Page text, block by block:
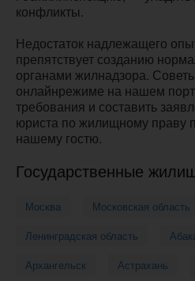
конфликты.
Недостаток надлежащего
препятствует созданию
органами жилнадзора.
онлайнрежиме на нашем
требования и составить
юриста по жилищному праву
нашему гостю.
Государственные
Москва Московская область
Ленинградская область
Архангельск
Астрахань